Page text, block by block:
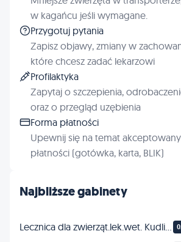
Najbliższe gabinety
w kagańcu jeśli wymagane.
Przygotuj pytania
Zapisz objawy, zmiany w
które chcesz zadać lekarzowi
Profilaktyka
Zapytaj o szczepienia,
oraz o przegląd uzębienia
Forma płatności
Upewnij się na temat
płatności (gotówka, karta, BLIK)